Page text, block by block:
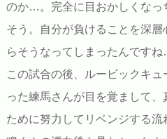
のか…。完全に目おかしくなっ
そう。自分が負けることを深
らそうなってしまったんですね
この試合の後、ルービックキ
った練馬さんが目を覚まして
ために努力してリベンジする